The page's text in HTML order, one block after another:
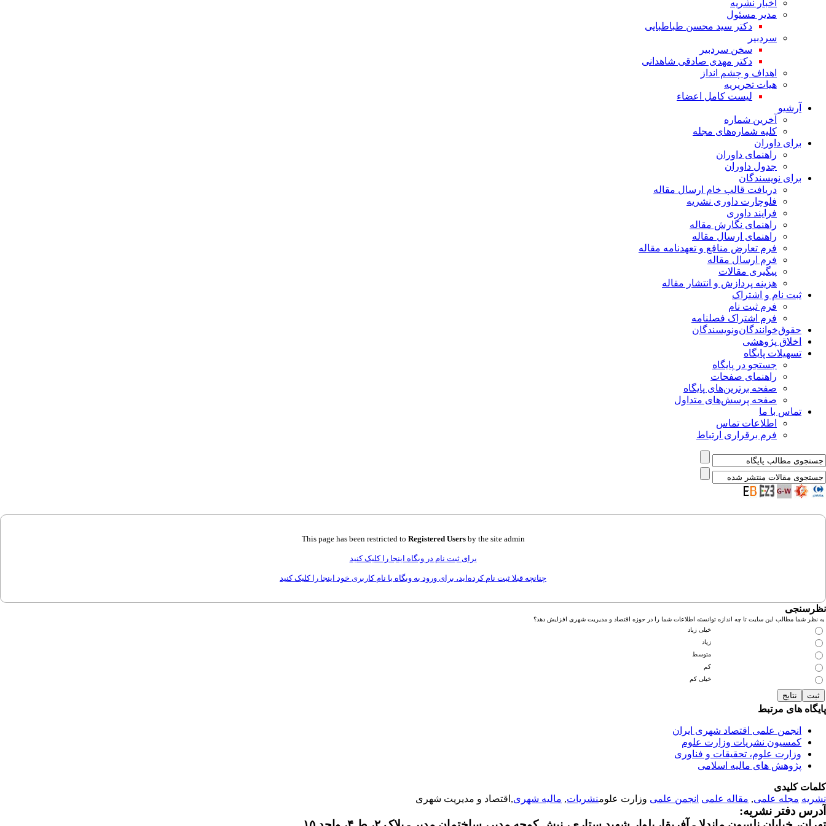
اخبار نشریه
مدیر مسئول
دکتر سید محسن طباطبایی
سردبیر
سخن سردبیر
دکتر مهدی صادقی شاهدانی
اهداف و چشم انداز
هیات تحریریه
لیست کامل اعضاء
آرشیو
آخرین شماره
کلیه شماره‌های مجله
برای داوران
راهنمای داوران
جدول داوران
برای نویسندگان
دریافت قالب خام ارسال مقاله
فلوچارت داوری نشریه
فرایند داوری
راهنمای نگارش مقاله
راهنمای ارسال مقاله
فرم تعارض منافع و تعهدنامه مقاله
فرم ارسال مقاله
پیگیری مقالات
هزینه پردازش و انتشار مقاله
ثبت نام و اشتراک
فرم ثبت نام
فرم اشتراک فصلنامه
حقوق‌خوانندگان‌و‌نویسندگان
اخلاق پژوهشی
تسهیلات پایگاه
جستجو در پایگاه
راهنمای صفحات
صفحه برترین‌های پایگاه
صفحه پرسش‌های متداول
تماس با ما
اطلاعات تماس
فرم برقراری ارتباط
This page has been restricted to Registered Users by the site admin
برای ثبت نام در وبگاه اینجا را کلیک کنید
چنانچه قبلا ثبت نام کرده‌اید، برای ورود به وبگاه با نام کاربری خود اینجا را کلیک کنید
نظرسنجی
به نظر شما مطالب این سایت تا چه اندازه توانسته اطلاعات شما را در حوزه اقتصاد و مدیریت شهری افزایش دهد؟
خیلی زیاد
زیاد
متوسط
کم
خیلی کم
پایگاه های مرتبط
انجمن علمی اقتصاد شهری ایران
کمسیون نشریات وزارت علوم
وزارت علوم، تحقیقات و فناوری
پژوهش های مالیه اسلامی
کلمات کلیدی
نشریه مجله علمی, مقاله علمی انجمن علمی وزارت علومنشریات, مالیه شهری,اقتصاد و مدیریت شهری
آدرس دفتر نشریه: